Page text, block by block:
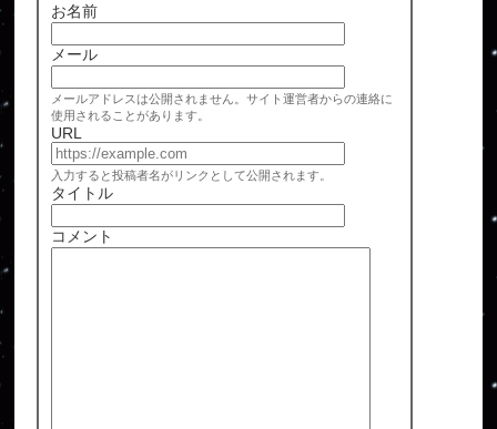
お名前
メール
メールアドレスは公開されません。サイト運営者からの連絡に
使用されることがあります。
URL
入力すると投稿者名がリンクとして公開されます。
タイトル
コメント